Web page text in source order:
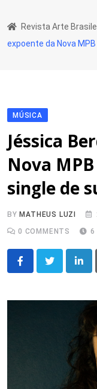
to
content
Revista Arte
expoente da Nova
MÚSICA
Jéssica
Nova
single de
BY MATHEUS LUZI
0 COMMENTS 6